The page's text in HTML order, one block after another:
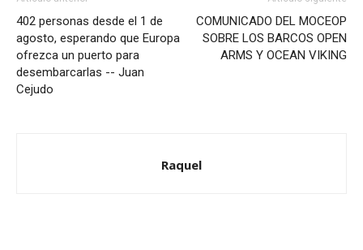
402 personas desde el 1 de
agosto, esperando que Europa
ofrezca un puerto para
desembarcarlas -- Juan
Cejudo
COMUNICADO DEL MOCEOP
SOBRE LOS BARCOS OPEN
ARMS Y OCEAN VIKING
Raquel